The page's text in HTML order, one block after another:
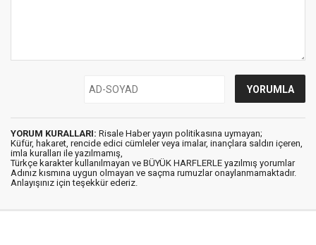
YORUM KURALLARI: Risale Haber yayın politikasına uymayan;
Küfür, hakaret, rencide edici cümleler veya imalar, inançlara saldırı içeren,
imla kuralları ile yazılmamış,
Türkçe karakter kullanılmayan ve BÜYÜK HARFLERLE yazılmış yorumlar
Adınız kısmına uygun olmayan ve saçma rumuzlar onaylanmamaktadır.
Anlayışınız için teşekkür ederiz.